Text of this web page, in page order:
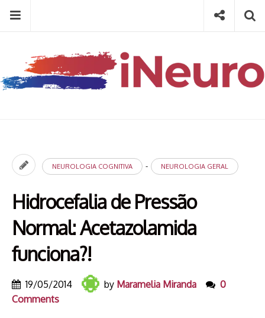
content
Menu
then
press
Type your search keyword, and press enter to search
Social
NEUROLOGIA COGNITIVA - NEUROLOGIA GERAL
Hidrocefalia de Pressão
Normal: Acetazolamida
funciona?!
19/05/2014 by Maramelia Miranda
0
Comments